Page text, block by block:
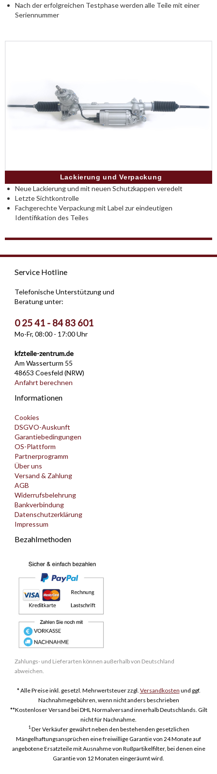
Nach der erfolgreichen Testphase werden alle Teile mit einer
Seriennummer
Lackierung und Verpackung
Neue Lackierung und mit neuen Schutzkappen veredelt
Letzte Sichtkontrolle
Fachgerechte Verpackung mit Label zur eindeutigen
Identifikation des Teiles
Service Hotline
Telefonische Unterstützung und
Beratung unter:
0 25 41 - 84 83 601
Mo-Fr, 08:00 - 17:00 Uhr
kfzteile-zentrum.de
Am Wasserturm 55
48653 Coesfeld (NRW)
Anfahrt berechnen
Informationen
Cookies
DSGVO-Auskunft
Garantiebedingungen
OS-Plattform
Partnerprogramm
Über uns
Versand & Zahlung
AGB
Widerrufsbelehrung
Bankverbindung
Datenschutzerklärung
Impressum
Bezahlmethoden
Zahlungs- und Lieferarten können außerhalb von Deutschland
abweichen.
* Alle Preise inkl. gesetzl. Mehrwertsteuer zzgl. Versandkosten und ggf.
Nachnahmegebühren, wenn nicht anders beschrieben
**Kostenloser Versand bei DHL Normalversand innerhalb Deutschlands. Gilt
nicht für Nachnahme.
1Der Verkäufer gewährt neben den bestehenden gesetzlichen
Mängelhaftungsansprüchen eine freiwillige Garantie von 24 Monate auf
angebotene Ersatzteile mit Ausnahme von Rußpartikelfilter, bei denen eine
Garantie von 12 Monaten eingeräumt wird.